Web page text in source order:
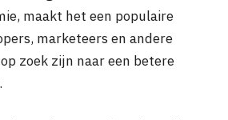
maakt het een populaire
marketeers en andere
zoek zijn naar een betere